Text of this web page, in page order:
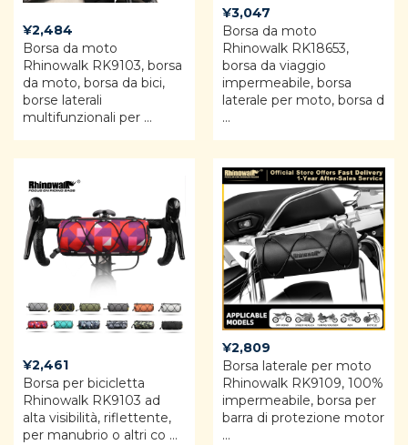
¥2,484
Borsa da moto
Rhinowalk RK9103, borsa
da moto, borsa da bici,
borse laterali
multifunzionali per ...
¥3,047
Borsa da moto
Rhinowalk RK18653,
borsa da viaggio
impermeabile, borsa
laterale per moto, borsa d
...
¥2,461
Borsa per bicicletta
Rhinowalk RK9103 ​​ad
alta visibilità, riflettente,
per manubrio o altri co ...
¥2,809
Borsa laterale per moto
Rhinowalk RK9109, 100%
impermeabile, borsa per
barra di protezione motor
...